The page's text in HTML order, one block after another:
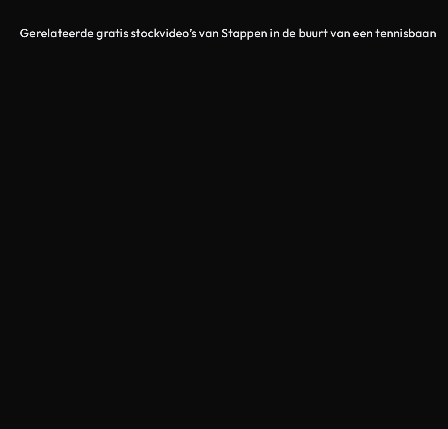
Gerelateerde gratis stockvideo’s van Stappen in de buurt van een tennisbaan